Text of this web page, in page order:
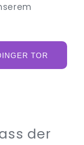
TOR
der